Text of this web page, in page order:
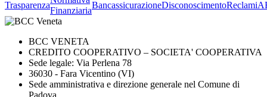
Trasparenza
Finanziaria
BancassicurazioneDisconoscimentoReclami
BCC VENETA
CREDITO COOPERATIVO – SOCIETA' COOPERATIVA
Sede legale: Via Perlena 78
36030 - Fara Vicentino (VI)
Sede amministrativa e direzione generale nel Comune di
Padova